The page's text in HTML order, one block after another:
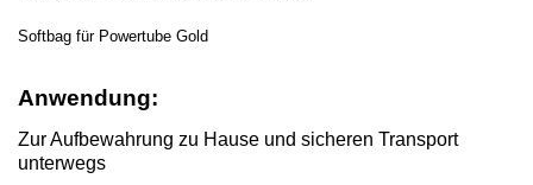
Softbag für Powertube Gold
Anwendung:
Zur Aufbewahrung zu Hause und sicheren Transport
unterwegs